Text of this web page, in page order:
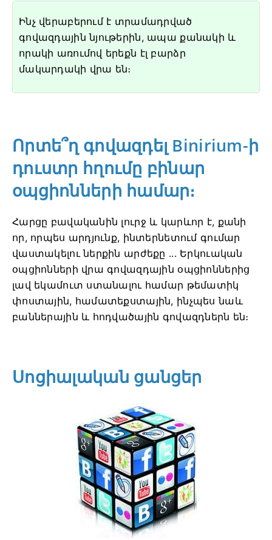
Ինչ վերաբերում է տրամադրված
գովազդային նյութերին, ապա քանակի և
որակի առումով երեքն էլ բարձր
մակարդակի վրա են։
Որտե՞ղ գովազդել Binirium-ի
դուստր հղումը բինար
օպցիոնների համար։
Հարցը բավականին լուրջ և կարևոր է, քանի
որ, որպես արդյունք, ինտերնետում գումար
վաստակելու ներքին արժեքը ... Երկուական
օպցիոնների վրա գովազդային օպցիոններից
լավ եկամուտ ստանալու համար թեմատիկ
փոստային, համատեքստային, ինչպես նաև
բաններային և հոդվածային գովազդներն են։
Սոցիալական ցանցեր